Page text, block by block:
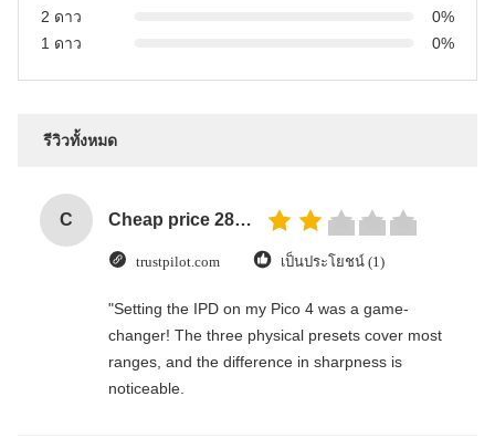
2 ดาว
0%
1 ดาว
0%
รีวิวทั้งหมด
C Cheap price 28mm Aluminium Curtain Rod 1.2mm thickness with plastic final
trustpilot.com เป็นประโยชน์ (1)
"Setting the IPD on my Pico 4 was a game-
changer! The three physical presets cover most
ranges, and the difference in sharpness is
noticeable.